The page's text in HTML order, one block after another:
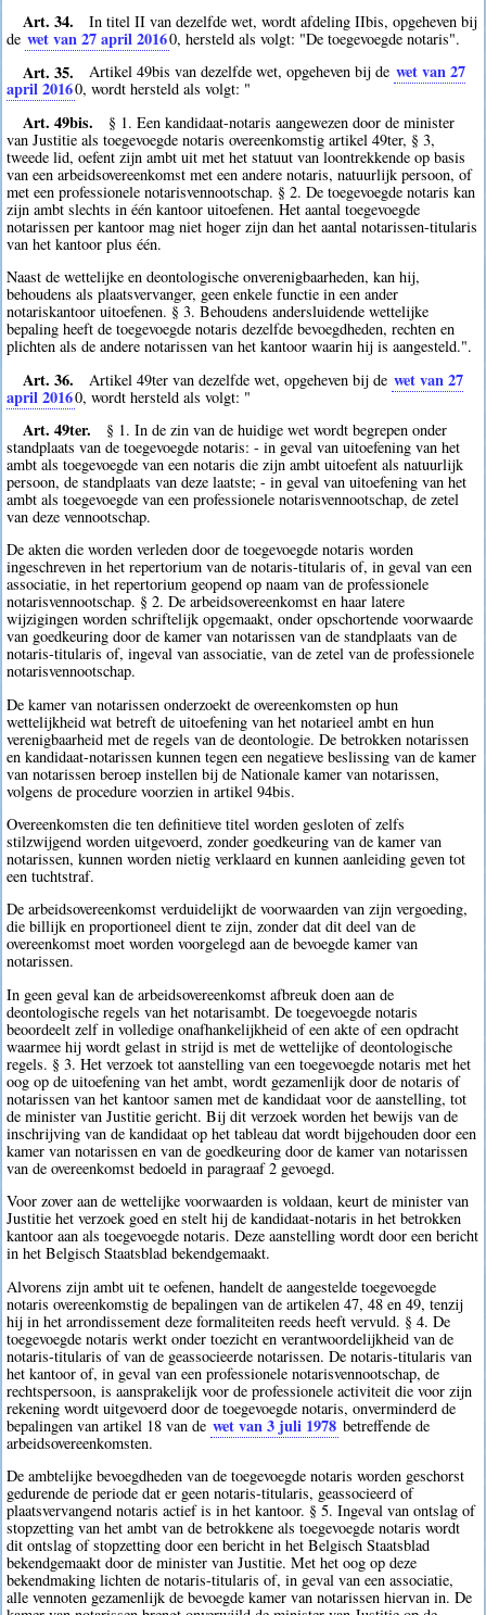
Art. 34.
In titel II van dezelfde wet, wordt afdeling IIbis, opgeheven bij
de wet van 27 april 20160, hersteld als volgt: "De toegevoegde notaris".
Art. 35. Artikel 49bis van dezelfde wet, opgeheven bij de wet van 27
april 20160, wordt hersteld als volgt: "
Art. 49bis.
§ 1. Een kandidaat-notaris aangewezen door de minister
van Justitie als toegevoegde notaris overeenkomstig artikel 49ter, § 3,
tweede lid, oefent zijn ambt uit met het statuut van loontrekkende op basis
van een arbeidsovereenkomst met een andere notaris, natuurlijk persoon, of
met een professionele notarisvennootschap. § 2. De toegevoegde notaris kan
zijn ambt slechts in één kantoor uitoefenen. Het aantal toegevoegde
notarissen per kantoor mag niet hoger zijn dan het aantal notarissen-titularis
van het kantoor plus één.
Naast de wettelijke en deontologische onverenigbaarheden, kan hij,
behoudens als plaatsvervanger, geen enkele functie in een ander
notariskantoor uitoefenen. § 3. Behoudens andersluidende wettelijke
bepaling heeft de toegevoegde notaris dezelfde bevoegdheden, rechten en
plichten als de andere notarissen van het kantoor waarin hij is aangesteld.".
Art. 36. Artikel 49ter van dezelfde wet, opgeheven bij de wet van 27
april 20160, wordt hersteld als volgt: "
Art. 49ter.
§ 1. In de zin van de huidige wet wordt begrepen onder
standplaats van de toegevoegde notaris: - in geval van uitoefening van het
ambt als toegevoegde van een notaris die zijn ambt uitoefent als natuurlijk
persoon, de standplaats van deze laatste; - in geval van uitoefening van het
ambt als toegevoegde van een professionele notarisvennootschap, de zetel
van deze vennootschap.
De akten die worden verleden door de toegevoegde notaris worden
ingeschreven in het repertorium van de notaris-titularis of, in geval van een
associatie, in het repertorium geopend op naam van de professionele
notarisvennootschap. § 2. De arbeidsovereenkomst en haar latere
wijzigingen worden schriftelijk opgemaakt, onder opschortende voorwaarde
van goedkeuring door de kamer van notarissen van de standplaats van de
notaris-titularis of, ingeval van associatie, van de zetel van de professionele
notarisvennootschap.
De kamer van notarissen onderzoekt de overeenkomsten op hun
wettelijkheid wat betreft de uitoefening van het notarieel ambt en hun
verenigbaarheid met de regels van de deontologie. De betrokken notarissen
en kandidaat-notarissen kunnen tegen een negatieve beslissing van de kamer
van notarissen beroep instellen bij de Nationale kamer van notarissen,
volgens de procedure voorzien in artikel 94bis.
Overeenkomsten die ten definitieve titel worden gesloten of zelfs
stilzwijgend worden uitgevoerd, zonder goedkeuring van de kamer van
notarissen, kunnen worden nietig verklaard en kunnen aanleiding geven tot
een tuchtstraf.
De arbeidsovereenkomst verduidelijkt de voorwaarden van zijn vergoeding,
die billijk en proportioneel dient te zijn, zonder dat dit deel van de
overeenkomst moet worden voorgelegd aan de bevoegde kamer van
notarissen.
In geen geval kan de arbeidsovereenkomst afbreuk doen aan de
deontologische regels van het notarisambt. De toegevoegde notaris
beoordeelt zelf in volledige onafhankelijkheid of een akte of een opdracht
waarmee hij wordt gelast in strijd is met de wettelijke of deontologische
regels. § 3. Het verzoek tot aanstelling van een toegevoegde notaris met het
oog op de uitoefening van het ambt, wordt gezamenlijk door de notaris of
notarissen van het kantoor samen met de kandidaat voor de aanstelling, tot
de minister van Justitie gericht. Bij dit verzoek worden het bewijs van de
inschrijving van de kandidaat op het tableau dat wordt bijgehouden door een
kamer van notarissen en van de goedkeuring door de kamer van notarissen
van de overeenkomst bedoeld in paragraaf 2 gevoegd.
Voor zover aan de wettelijke voorwaarden is voldaan, keurt de minister van
Justitie het verzoek goed en stelt hij de kandidaat-notaris in het betrokken
kantoor aan als toegevoegde notaris. Deze aanstelling wordt door een bericht
in het Belgisch Staatsblad bekendgemaakt.
Alvorens zijn ambt uit te oefenen, handelt de aangestelde toegevoegde
notaris overeenkomstig de bepalingen van de artikelen 47, 48 en 49, tenzij
hij in het arrondissement deze formaliteiten reeds heeft vervuld. § 4. De
toegevoegde notaris werkt onder toezicht en verantwoordelijkheid van de
notaris-titularis of van de geassocieerde notarissen. De notaris-titularis van
het kantoor of, in geval van een professionele notarisvennootschap, de
rechtspersoon, is aansprakelijk voor de professionele activiteit die voor zijn
rekening wordt uitgevoerd door de toegevoegde notaris, onverminderd de
bepalingen van artikel 18 van de wet van 3 juli 1978 betreffende de
arbeidsovereenkomsten.
De ambtelijke bevoegdheden van de toegevoegde notaris worden geschorst
gedurende de periode dat er geen notaris-titularis, geassocieerd of
plaatsvervangend notaris actief is in het kantoor. § 5. Ingeval van ontslag of
stopzetting van het ambt van de betrokkene als toegevoegde notaris wordt
dit ontslag of stopzetting door een bericht in het Belgisch Staatsblad
bekendgemaakt door de minister van Justitie. Met het oog op deze
bekendmaking lichten de notaris-titularis of, in geval van een associatie,
alle vennoten gezamenlijk de bevoegde kamer van notarissen hiervan in. De